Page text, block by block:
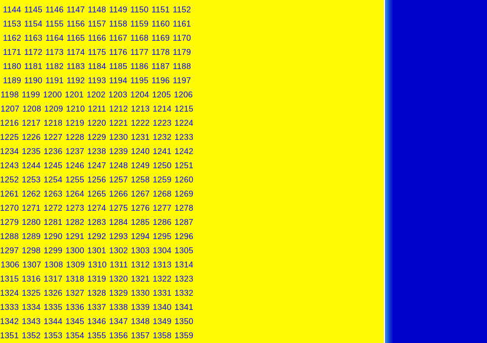
1144 1145 1146 1147 1148 1149 1150 1151 1152
1153 1154 1155 1156 1157 1158 1159 1160 1161
1162 1163 1164 1165 1166 1167 1168 1169 1170
1171 1172 1173 1174 1175 1176 1177 1178 1179
1180 1181 1182 1183 1184 1185 1186 1187 1188
1189 1190 1191 1192 1193 1194 1195 1196 1197
1198 1199 1200 1201 1202 1203 1204 1205 1206
1207 1208 1209 1210 1211 1212 1213 1214 1215
1216 1217 1218 1219 1220 1221 1222 1223 1224
1225 1226 1227 1228 1229 1230 1231 1232 1233
1234 1235 1236 1237 1238 1239 1240 1241 1242
1243 1244 1245 1246 1247 1248 1249 1250 1251
1252 1253 1254 1255 1256 1257 1258 1259 1260
1261 1262 1263 1264 1265 1266 1267 1268 1269
1270 1271 1272 1273 1274 1275 1276 1277 1278
1279 1280 1281 1282 1283 1284 1285 1286 1287
1288 1289 1290 1291 1292 1293 1294 1295 1296
1297 1298 1299 1300 1301 1302 1303 1304 1305
1306 1307 1308 1309 1310 1311 1312 1313 1314
1315 1316 1317 1318 1319 1320 1321 1322 1323
1324 1325 1326 1327 1328 1329 1330 1331 1332
1333 1334 1335 1336 1337 1338 1339 1340 1341
1342 1343 1344 1345 1346 1347 1348 1349 1350
1351 1352 1353 1354 1355 1356 1357 1358 1359